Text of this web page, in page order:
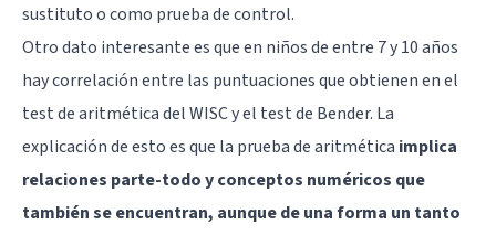
sustituto o como prueba de control.
Otro dato interesante es que en niños de entre 7 y 10 años
hay correlación entre las puntuaciones que obtienen en el
test de aritmética del WISC y el test de Bender. La
explicación de esto es que la prueba de aritmética implica
relaciones parte-todo y conceptos numéricos que
también se encuentran, aunque de una forma un tanto